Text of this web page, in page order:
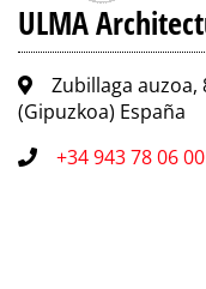
ULMA
Zubillaga auzoa,
(Gipuzkoa) España
+34 943 78 06 00